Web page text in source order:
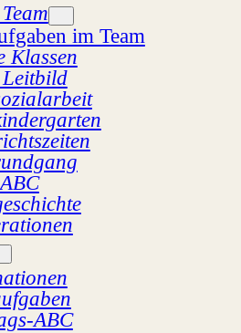
im Team
Klassen
ABC